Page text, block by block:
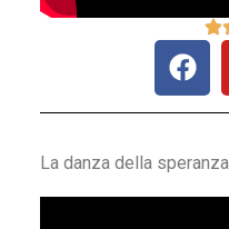
La danza della speranza